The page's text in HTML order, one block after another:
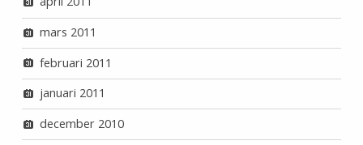
mars 2011
februari 2011
januari 2011
december 2010